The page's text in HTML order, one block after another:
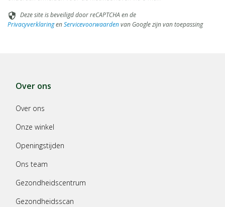
security Deze site is beveiligd door reCAPTCHA en de
PrivacyverklaringenServicevoorwaardenvan Google zijn van toepassing
Over ons
Over ons
Onze winkel
Openingstijden
Ons team
Gezondheidscentrum
Gezondheidsscan